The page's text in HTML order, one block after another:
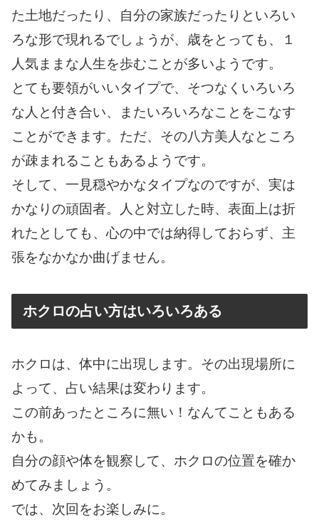
た土地だったり、自分の家族だったりといろい
ろな形で現れるでしょうが、歳をとっても、１
人気ままな人生を歩むことが多いようです。
とても要領がいいタイプで、そつなくいろいろ
な人と付き合い、またいろいろなことをこなす
ことができます。ただ、その八方美人なところ
が疎まれることもあるようです。
そして、一見穏やかなタイプなのですが、実は
かなりの頑固者。人と対立した時、表面上は折
れたとしても、心の中では納得しておらず、主
張をなかなか曲げません。
ホクロの占い方はいろいろある
ホクロは、体中に出現します。その出現場所に
よって、占い結果は変わります。
この前あったところに無い！なんてこともある
かも。
自分の顔や体を観察して、ホクロの位置を確か
めてみましょう。
では、次回をお楽しみに。